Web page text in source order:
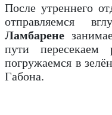
После утреннего
отправляемся
Ламбарене
пути пересекаем
погружаемся в
Габона.